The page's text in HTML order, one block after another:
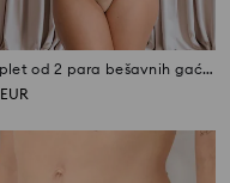
Komplet od 2 para bešavnih gaćica
EUR